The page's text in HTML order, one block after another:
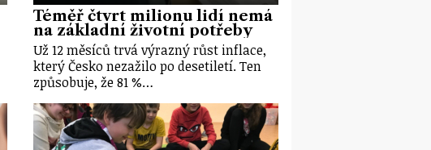
Téměř čtvrt milionu lidí nemá
na základní životní potřeby
Už 12 měsíců trvá výrazný růst inflace,
který Česko nezažilo po desetiletí. Ten
způsobuje, že 81 %…